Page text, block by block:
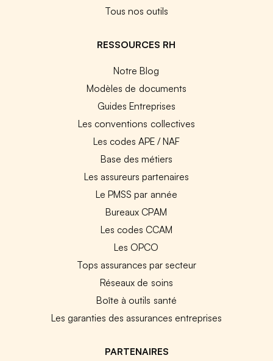
Tous nos outils
RESSOURCES RH
Notre Blog
Modèles de documents
Guides Entreprises
Les conventions collectives
Les codes APE / NAF
Base des métiers
Les assureurs partenaires
Le PMSS par année
Bureaux CPAM
Les codes CCAM
Les OPCO
Tops assurances par secteur
Réseaux de soins
Boîte à outils santé
Les garanties des assurances entreprises
PARTENAIRES